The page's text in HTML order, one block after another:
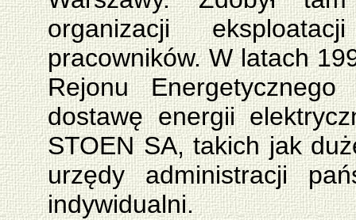
organizacji
pracowników. W latach
Rejonu
dostawę energii
STOEN SA, takich jak
urzędy administracji
indywidualni.